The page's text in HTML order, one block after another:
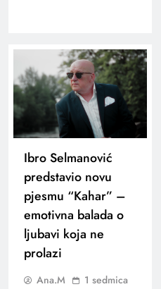
Ibro Selmanović
predstavio novu
pjesmu “Kahar” –
emotivna balada o
ljubavi koja ne
prolazi
Ana.M
1 sedmica